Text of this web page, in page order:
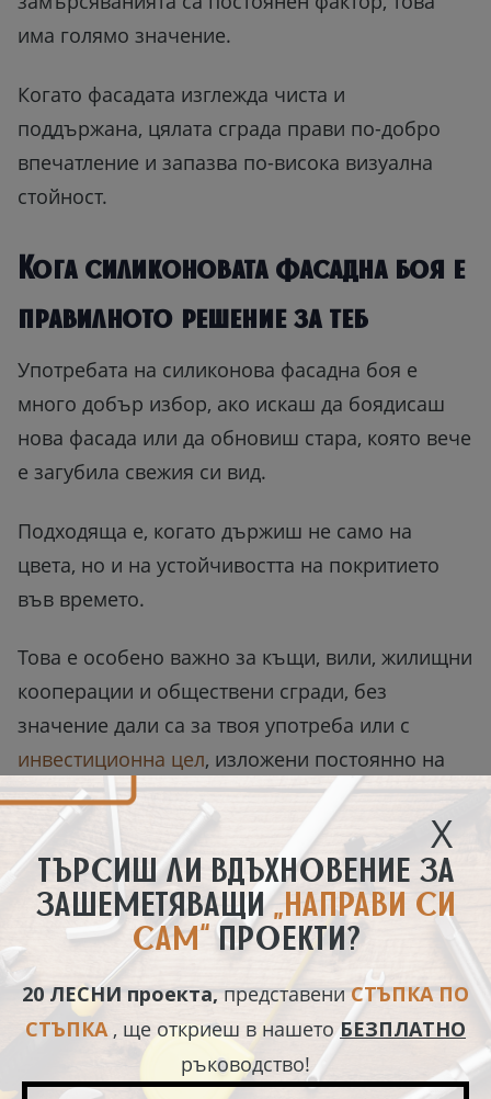
има голямо значение.
Когато фасадата изглежда чиста и
поддържана, цялата сграда прави по-добро
впечатление и запазва по-висока визуална
стойност.
Кога силиконовата фасадна боя е
правилното решение за теб
Употребата на силиконова фасадна боя е
много добър избор, ако искаш да боядисаш
нова фасада или да обновиш стара, която вече
е загубила свежия си вид.
Подходяща е, когато държиш не само на
цвета, но и на устойчивостта на покритието
във времето.
Това е особено важно за къщи, вили, жилищни
кооперации и обществени сгради, без
значение дали са за твоя употреба или с
инвестиционна цел, изложени постоянно на
външни влияния.
Ако за теб е важно фасадата да изглежда
добре не само днес, но и след години, тогава
си струва да се насочиш към продукт с по-
висок клас характеристики.
В дългосрочен план подобен избор често се
оказва по-разумен, защото съчетава по-добра
защита и по-рядка нужда от повторно
ТЪРСИШ ЛИ ВДЪХНОВЕНИЕ ЗА
ЗАШЕМЕТЯВАЩИ„НАПРАВИ СИ
САМ“ПРОЕКТИ?
X
20 ЛЕСНИ проекта,представениСТЪПКА ПО
СТЪПКА, ще откриеш в нашетоБЕЗПЛАТНО
ръководство!